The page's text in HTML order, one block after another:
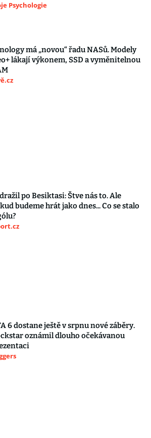
Psychologie
má „novou“ řadu NASů. Modely
lákají výkonem, SSD a vyměnitelnou
po Besiktasi: Štve nás to. Ale
budeme hrát jako dnes... Co se stalo
6 dostane ještě v srpnu nové záběry.
oznámil dlouho očekávanou